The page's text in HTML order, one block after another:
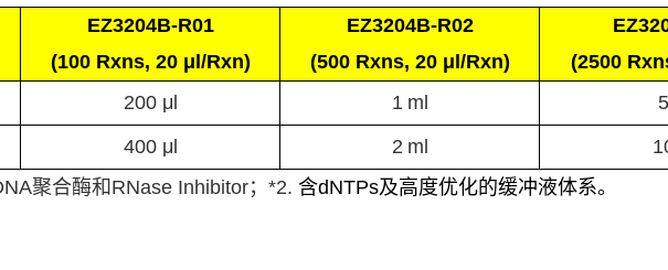
EZ3204B-R01
(100 Rxns, 20 μl/Rxn)
EZ3204B-R02
(500 Rxns, 20 μl/Rxn)
(2500
200 μl 1 ml 5
400 μl 2 ml
聚合酶和 RNase Inhibitor； *2. 含dNTPs及高度优化的缓冲液体系。